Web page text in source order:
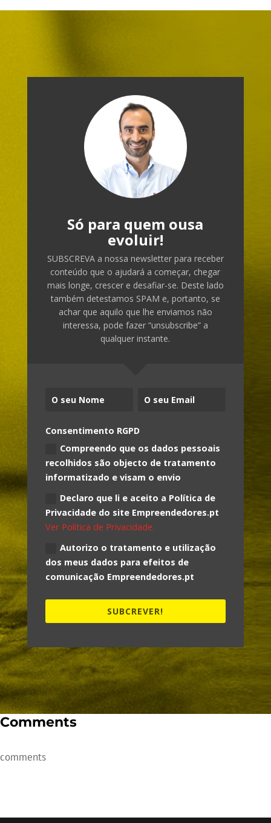
Só para quem ousa
evoluir!
SUBSCREVA a nossa newsletter para receber
conteúdo que o ajudará a começar, chegar
mais longe, crescer e desafiar-se. Deste lado
também detestamos SPAM e, portanto, se
achar que aquilo que lhe enviamos não
interessa, pode fazer “unsubscribe” a
qualquer instante.
Consentimento RGPD
Compreendo que os dados pessoais
recolhidos são objecto de tratamento
informatizado e visam o envio
Declaro que li e aceito a Política de
Privacidade do site Empreendedores.pt
Ver Política de Privacidade.
Autorizo o tratamento e utilização
dos meus dados para efeitos de
comunicação Empreendedores.pt
SUBCREVER!
Comments
comments